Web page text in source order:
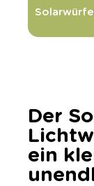
Der
ein